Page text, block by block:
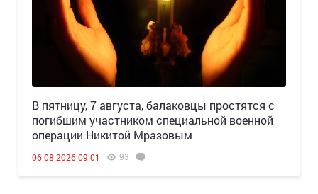
В пятницу, 7 августа, балаковцы простятся с
погибшим участником специальной военной
операции Никитой Мразовым
06.08.2026 09:01 93